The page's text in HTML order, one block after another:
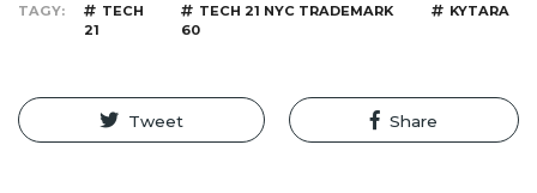
TAGY
TECH
21
TECH 21 NYC TRADEMARK
60
KYTARA
Tweet Share